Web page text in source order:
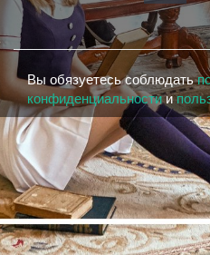
Вы обязуетесь соблюдать
конфиденциальностии